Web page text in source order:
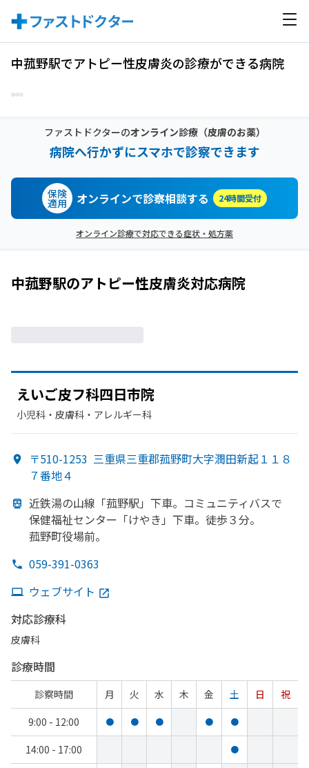
中菰野駅でアトピー性皮膚炎の診療ができる病院
ファストドクターのオンライン診療（皮膚のお薬）
病院へ行かずにスマホで診察できます
保険
適用 オンラインで診察相談する 24時間受付
オンライン診療で対応できる症状・処方薬
中菰野駅のアトピー性皮膚炎対応病院
えいご皮フ科四日市院
小児科・​皮膚科・​アレルギー科
〒510-1253 三重県三重郡菰野町大字潤田新起１１８
７番地４
近鉄湯の山線 「菰野駅」下車。 コミュニティバスで
保健福祉センター 「けやき」下車。 徒歩３分。
菰野町役場前。
059-391-0363
ウェブサイト
対応診療科
皮膚科
診療時間
診察時間 月 火 水 木 金 土 日
祝
9:00 - 12:00
● ● ● ● ●
14:00 - 17:00 ●